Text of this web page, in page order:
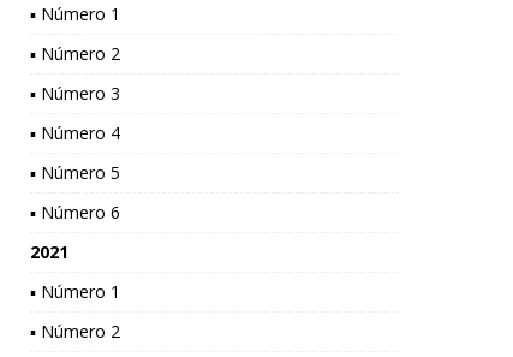
▪ Número 1
▪ Número 2
▪ Número 3
▪ Número 4
▪ Número 5
▪ Número 6
2021
▪ Número 1
▪ Número 2